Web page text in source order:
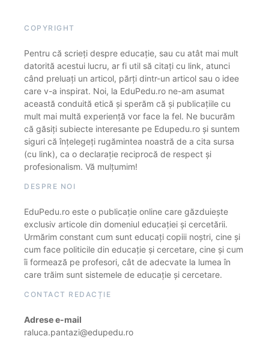
COPYRIGHT
Pentru că scrieți despre educație, sau cu atât mai mult
datorită acestui lucru, ar fi util să citați cu link, atunci
când preluați un articol, părți dintr-un articol sau o idee
care v-a inspirat. Noi, la EduPedu.ro ne-am asumat
această conduită etică și sperăm că și publicațiile cu
mult mai multă experiență vor face la fel. Ne bucurăm
că găsiți subiecte interesante pe Edupedu.ro și suntem
siguri că înțelegeți rugămintea noastră de a cita sursa
(cu link), ca o declarație reciprocă de respect și
profesionalism. Vă mulțumim!
DESPRE NOI
EduPedu.ro este o publicație online care găzduiește
exclusiv articole din domeniul educației și cercetării.
Urmărim constant cum sunt educați copiii noștri, cine și
cum face politicile din educație și cercetare, cine și cum
îi formează pe profesori, cât de adecvate la lumea în
care trăim sunt sistemele de educație și cercetare.
CONTACT REDACȚIE
Adrese e-mail
raluca.pantazi@edupedu.ro